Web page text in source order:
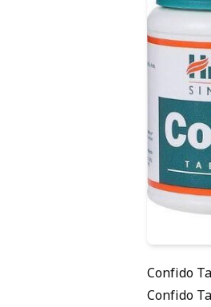
Confido
Confido